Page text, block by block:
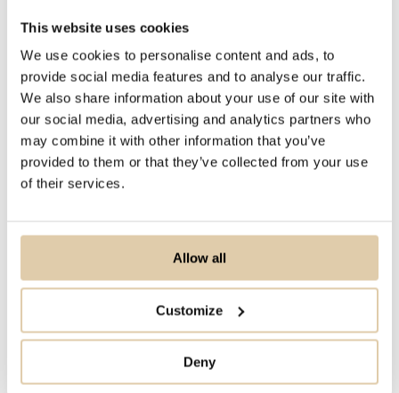
This website uses cookies
We use cookies to personalise content and ads, to
provide social media features and to analyse our traffic.
We also share information about your use of our site with
our social media, advertising and analytics partners who
may combine it with other information that you’ve
provided to them or that they’ve collected from your use
of their services.
Allow all
Customize
Deny
database van 70+ miljoen bedrijven.
Met de juiste informatie over de
huidige status en karakteristieken van
een bedrijf kan je je sales pitch perfect
op maat maken.
Sommige veranderingen
binnen een bedrijf kunnen een
mogelijke samenwerking in
gevaar brengen, terwijl andere
juist een mogelijkheid openen
voor up of cross-selling.